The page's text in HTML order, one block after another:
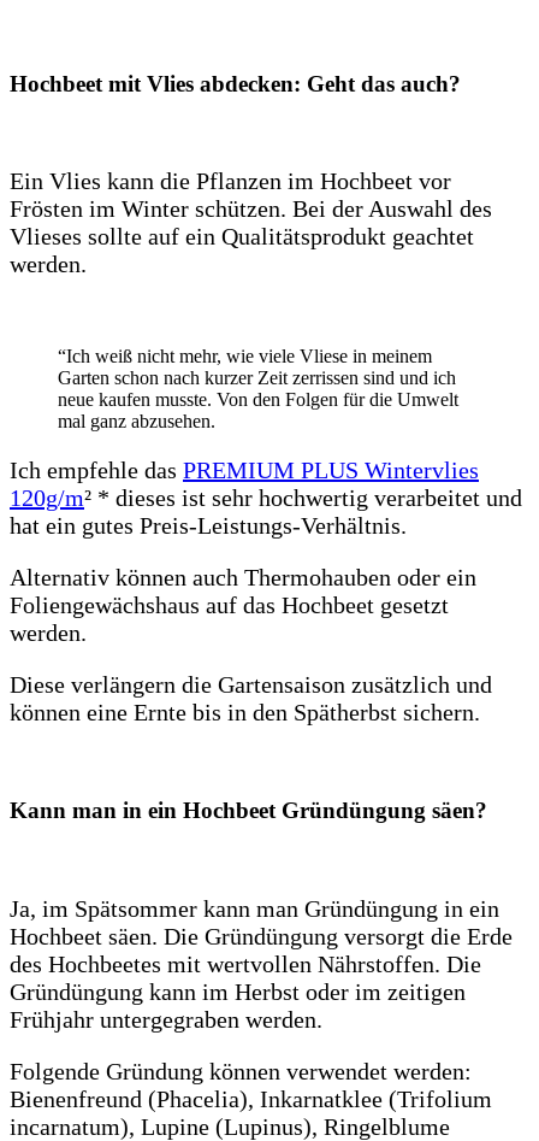
Hochbeet mit Vlies abdecken: Geht das auch?
Ein Vlies kann die Pflanzen im Hochbeet vor
Frösten im Winter schützen. Bei der Auswahl des
Vlieses sollte auf ein Qualitätsprodukt geachtet
werden.
“Ich weiß nicht mehr, wie viele Vliese in meinem
Garten schon nach kurzer Zeit zerrissen sind und ich
neue kaufen musste. Von den Folgen für die Umwelt
mal ganz abzusehen.
Ich empfehle das PREMIUM PLUS Wintervlies
120g/m² * dieses ist sehr hochwertig verarbeitet und
hat ein gutes Preis-Leistungs-Verhältnis.
Alternativ können auch Thermohauben oder ein
Foliengewächshaus auf das Hochbeet gesetzt
werden.
Diese verlängern die Gartensaison zusätzlich und
können eine Ernte bis in den Spätherbst sichern.
Kann man in ein Hochbeet Gründüngung säen?
Ja, im Spätsommer kann man Gründüngung in ein
Hochbeet säen. Die Gründüngung versorgt die Erde
des Hochbeetes mit wertvollen Nährstoffen. Die
Gründüngung kann im Herbst oder im zeitigen
Frühjahr untergegraben werden.
Folgende Gründung können verwendet werden:
Bienenfreund (Phacelia), Inkarnatklee (Trifolium
incarnatum), Lupine (Lupinus), Ringelblume